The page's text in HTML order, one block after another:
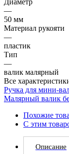
—
50 мм
Материал рукояти
—
пластик
Тип
—
валик малярный
Все
Ручка для мини-
Малярный валик
Похожие
С этим
Описание